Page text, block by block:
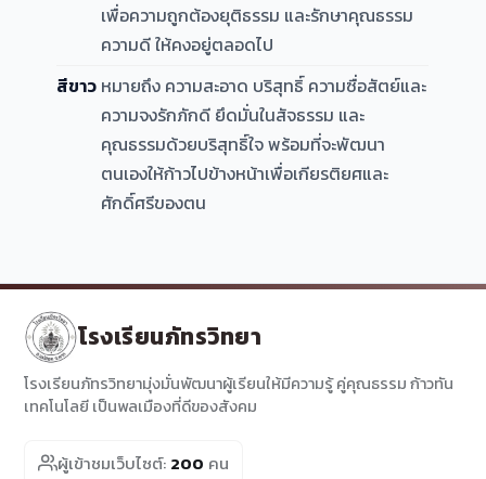
เพื่อความถูกต้องยุติธรรม และรักษาคุณธรรม
ความดี ให้คงอยู่ตลอดไป
สีขาว หมายถึง ความสะอาด บริสุทธิ์ ความซื่อสัตย์และ
ความจงรักภักดี ยึดมั่นในสัจธรรม และ
คุณธรรมด้วยบริสุทธิ์ใจ พร้อมที่จะพัฒนา
ตนเองให้ก้าวไปข้างหน้าเพื่อเกียรติยศและ
ศักดิ์ศรีของตน
โรงเรียนภัทรวิทยา
โรงเรียนภัทรวิทยามุ่งมั่นพัฒนาผู้เรียนให้มีความรู้ คู่คุณธรรม ก้าวทัน
เทคโนโลยี เป็นพลเมืองที่ดีของสังคม
ผู้เข้าชมเว็บไซต์: 200 คน